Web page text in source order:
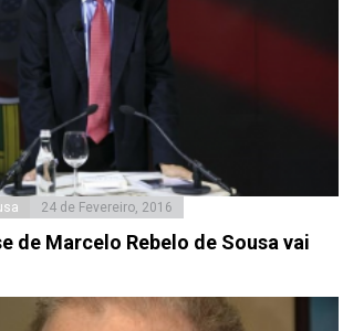
24 de Fevereiro, 2016
de Marcelo Rebelo de Sousa vai